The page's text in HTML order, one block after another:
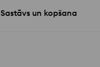
Sastāvs un kopšana